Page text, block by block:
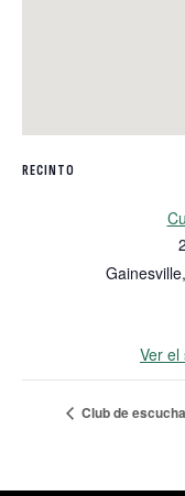
RECINTO
Gainesville,
Ver el
Club de